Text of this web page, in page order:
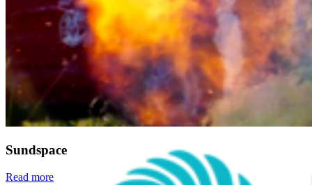
Sundspace
Read more
Zeiterfassung